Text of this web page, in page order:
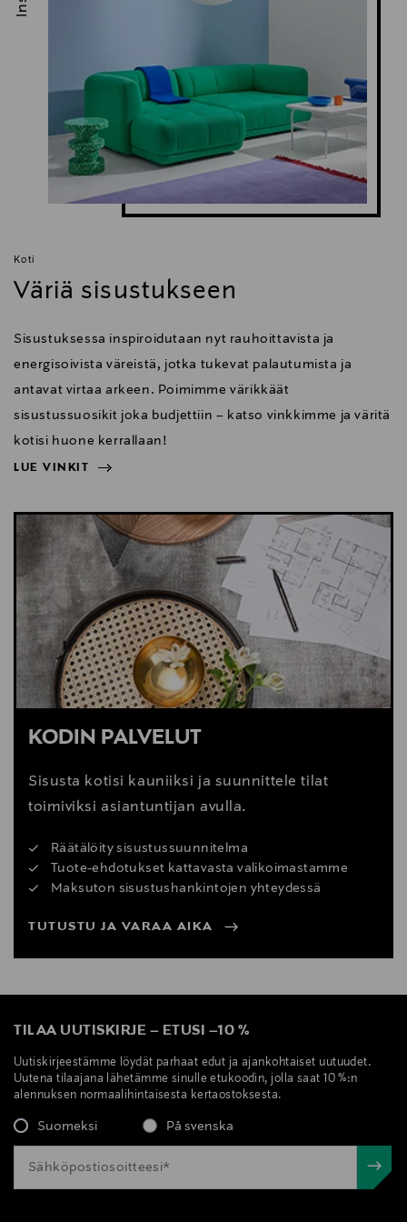
Koti
Väriä sisustukseen
Sisustuksessa inspiroidutaan nyt rauhoittavista ja
energisoivista väreistä, jotka tukevat palautumista ja
antavat virtaa arkeen. Poimimme värikkäät
sisustussuosikit joka budjettiin – katso vinkkimme ja väritä
kotisi huone kerrallaan!
LUE VINKIT
LUE VINKIT
KODIN PALVELUT
Sisusta kotisi kauniiksi ja suunnittele tilat
toimiviksi asiantuntijan avulla.
Räätälöity sisustussuunnitelma
Tuote-ehdotukset kattavasta valikoimastamme
Maksuton sisustushankintojen yhteydessä
TUTUSTU JA VARAA AIKA
TILAA UUTISKIRJE – ETUSI –10 %
Uutiskirjeestämme löydät parhaat edut ja ajankohtaiset uutuudet.
Uutena tilaajana lähetämme sinulle etukoodin, jolla saat 10 %:n
alennuksen normaalihintaisesta kertaostoksesta.
Suomeksi På svenska